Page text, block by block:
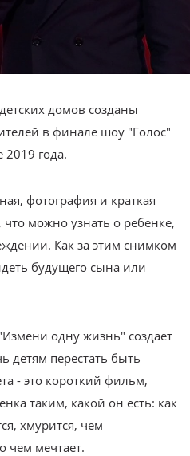
домов созданы
в финале шоу "Голос"
года.
фотография и краткая
что можно узнать о ребенке,
Как за этим снимком
будущего сына или
одну жизнь" создает
детям перестать быть
- это короткий фильм,
таким, какой он есть: как
хмурится, чем
чем мечтает.